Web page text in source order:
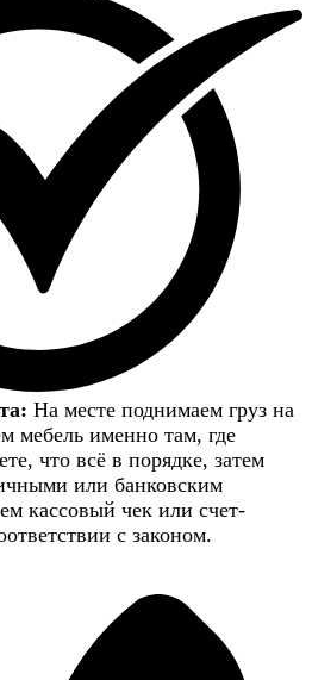
На месте поднимаем груз на
мебель именно там, где
что всё в порядке, затем
или банковским
кассовый чек или счет-
с законом.